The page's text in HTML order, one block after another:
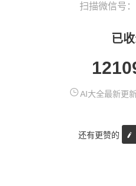
扫描微信号：
已
AI大全最新更
还有更赞的